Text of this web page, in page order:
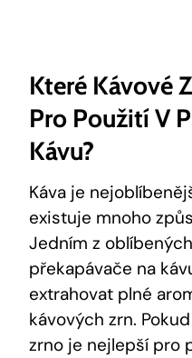
Které Kávové
Pro Použití V
Kávu?
Káva je
existuje mnoho
Jedním z
překapávače na
extrahovat plné
kávových zrn.
zrno je nejlepší pro